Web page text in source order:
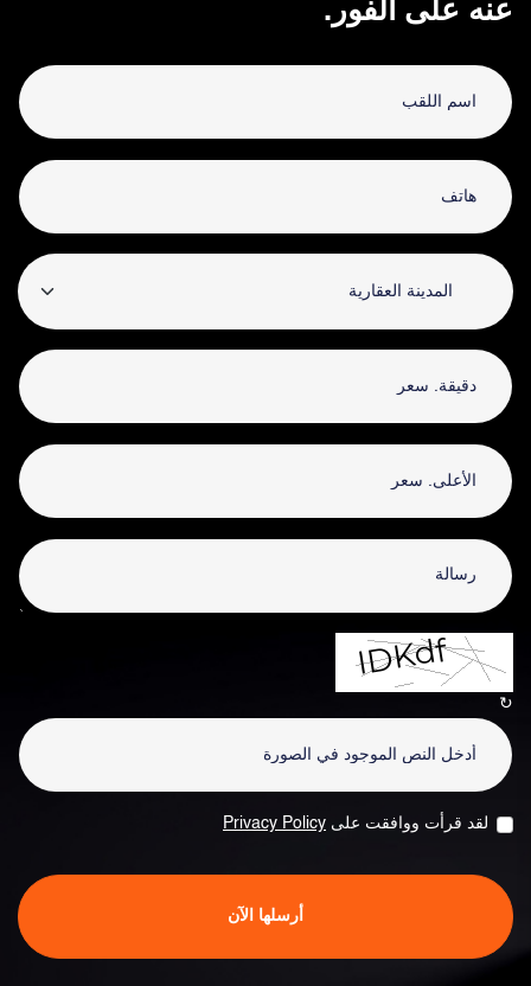
عنه على الفور.
المدينة العقارية
↻
لقد قرأت ووافقت على Privacy Policy
أرسلها الآن